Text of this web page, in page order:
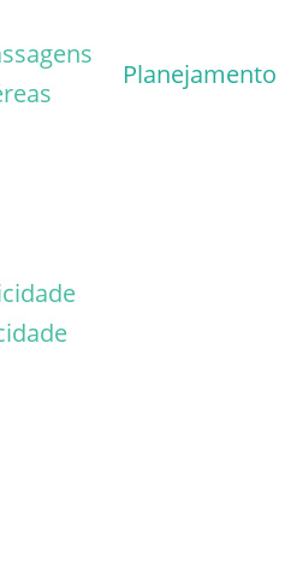
Planejamento